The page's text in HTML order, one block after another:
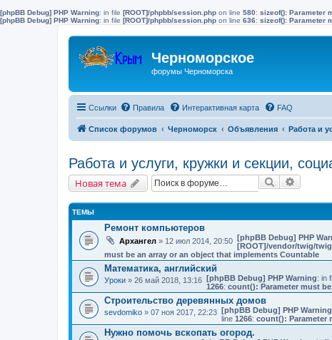
[phpBB Debug] PHP Warning: in file [ROOT]/phpbb/session.php on line 580: sizeof(): Parameter
[phpBB Debug] PHP Warning: in file [ROOT]/phpbb/session.php on line 636: sizeof(): Parameter
Черноморское
форумы Черноморска
Ссылки Правила Интерактивная карта FAQ
Список форумов Черноморск Объявления Работа и
Работа и услуги, кружки и секции,
Новая тема Поиск
ТЕМЫ
Ремонт компьютеров
Архангел » 12 июл 2014, 20:50 [phpBB Debug] PHP
[ROOT]/vendor/twig/
must be an array or an object that implements Countable
Математика, английский
Уроки » 26 май 2018, 13:16 [phpBB Debug] PHP Warning: in
1266: count(): Parameter must
Строительство деревянных домов
sevdomiko » 07 ноя 2017, 22:23 [phpBB Debug] PHP Warning
line 1266: count(): Parameter
Нужно помочь вскопать огород.